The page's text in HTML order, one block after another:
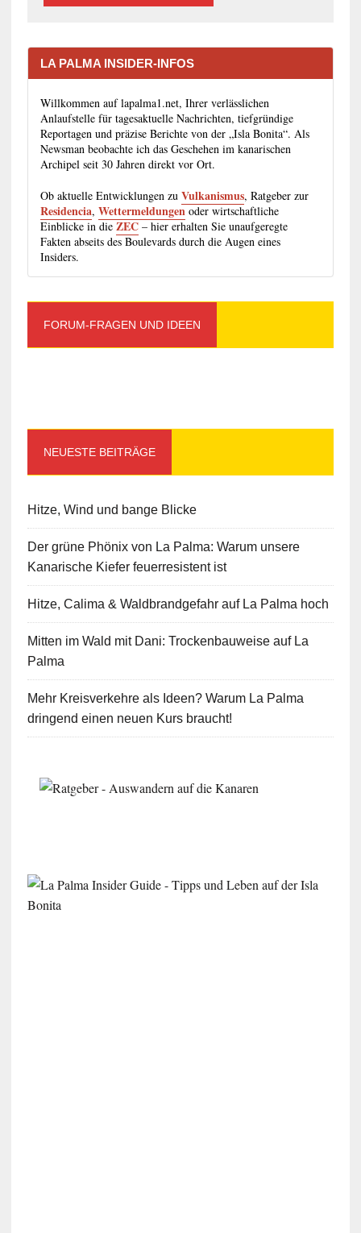
LA PALMA INSIDER-INFOS
Willkommen auf lapalma1.net, Ihrer verlässlichen
Anlaufstelle für tagesaktuelle Nachrichten, tiefgründige
Reportagen und präzise Berichte von der „Isla Bonita“. Als
Newsman beobachte ich das Geschehen im kanarischen
Archipel seit 30 Jahren direkt vor Ort.
Ob aktuelle Entwicklungen zu Vulkanismus, Ratgeber zur
Residencia, Wettermeldungenoder wirtschaftliche
Einblicke in die ZEC– hier erhalten Sie unaufgeregte
Fakten abseits des Boulevards durch die Augen eines
Insiders.
FORUM-FRAGEN UND IDEEN
NEUESTE BEITRÄGE
Hitze, Wind und bange Blicke
Der grüne Phönix von La Palma: Warum unsere
Kanarische Kiefer feuerresistent ist
Hitze, Calima & Waldbrandgefahr auf La Palma hoch
Mitten im Wald mit Dani: Trockenbauweise auf La
Palma
Mehr Kreisverkehre als Ideen? Warum La Palma
dringend einen neuen Kurs braucht!